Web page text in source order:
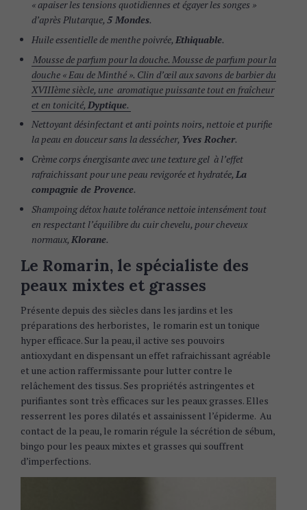
« apaiser les tensions quotidiennes et égayer les songes »
d’après Plutarque, 5 Mondes.
Huile essentielle de menthe poivrée, Ethiquable.
Mousse de parfum pour la douche. Mousse de parfum pour la
douche « Eau de Minthé ». Clin d’œil aux savons de barbier du
XVIIIème siècle, une aromatique puissante tout en fraîcheur
et en tonicité, Dyptique.
Nettoyant désinfectant et anti points noirs, nettoie et purifie
la peau en douceur sans la dessécher, Yves Rocher.
Crème corps énergisante avec une texture gel à l’effet
rafraichissant pour une peau revigorée et hydratée, La
compagnie de Provence.
Shampoing détox haute tolérance nettoie intensément tout
en respectant l’équilibre du cuir chevelu, pour cheveux
normaux, Klorane.
Le Romarin, le spécialiste des
peaux mixtes et grasses
Présente depuis des siècles dans les jardins et les
préparations des herboristes, le romarin est un tonique
hyper efficace. Sur la peau, il active ses pouvoirs
antioxydant en dispensant un effet rafraichissant agréable
et une action raffermissante pour lutter contre le
relâchement des tissus. Ses propriétés astringentes et
purifiantes sont très efficaces sur les peaux grasses. Elles
resserrent les pores dilatés et assainissent l’épiderme. Au
contact de la peau, le romarin régule la sécrétion de sébum,
bingo pour les peaux mixtes et grasses qui souffrent
d’imperfections.